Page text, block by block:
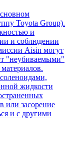
Toyota Group).
и
и соблюдении
Aisin могут
"неубиваемыми"
жидкости
или засорение
и с другими